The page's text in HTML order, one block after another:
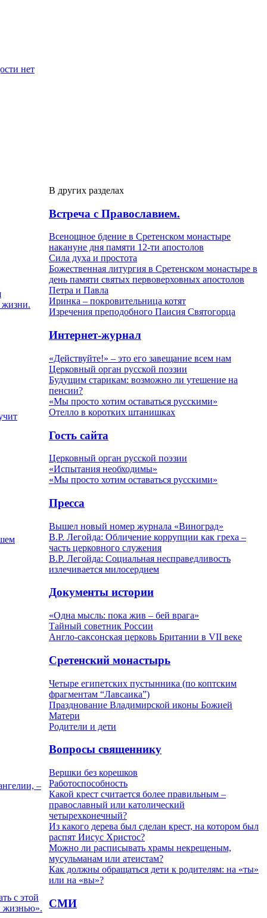
нет
жизни.
–
с этой
жизнью».
В других разделах
Встреча с Православием.
Всенощное бдение в Сретенском монастыре
накануне дня памяти 12-ти апостолов
Сила духа и простота
Божественная литургия в Сретенском монастыре в
день памяти святых первоверховных апостолов
Петра и Павла
Иринка – покровительница котят
Изречения преподобного Паисия Святогорца
Интернет-журнал
«Действуйте!» – это его завещание всем нам
Церковный орган русской поэзии
Будущим старикам: возможно ли утешение на
пенсии?
«Мы просто хотим оставаться русскими»
Отелло в коротких штанишках
Гость сайта
Церковный орган русской поэзии
«Испытания необходимы»
«Мы просто хотим оставаться русскими»
Пресса
Вышел новый номер журнала «Виноград»
В.Р. Легойда: Обличение коррупции как греха –
часть церковного служения
В.Р. Легойда: Социальная несправедливость
излечивается милосердием
Документы истории
«Одна мысль: пока жив – бей врага»
Тайный советник России
Англо-саксонская церковь Британии в VII веке
Сретенский монастырь
Четыре египетских пустынника (по коптским
фрагментам “Лавсаика”)
Празднование Владимирской иконы Божией
Матери
Родители и дети
Вопросы священнику
Вершки без корешков
Работоспособность
Какой крест считается более правильным –
православный или католический
четырехконечный?
Из какого дерева был сделан крест, на котором был
распят Иисус Христос?
Можно ли расписывать храмы некрещеным,
мусульманам или атеистам?
Как должны обращаться дети к родителям: на «ты»
или на «вы»?
СМИ